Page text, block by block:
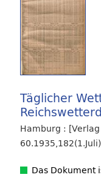
Das Dokument
Täglicher
Hamburg :